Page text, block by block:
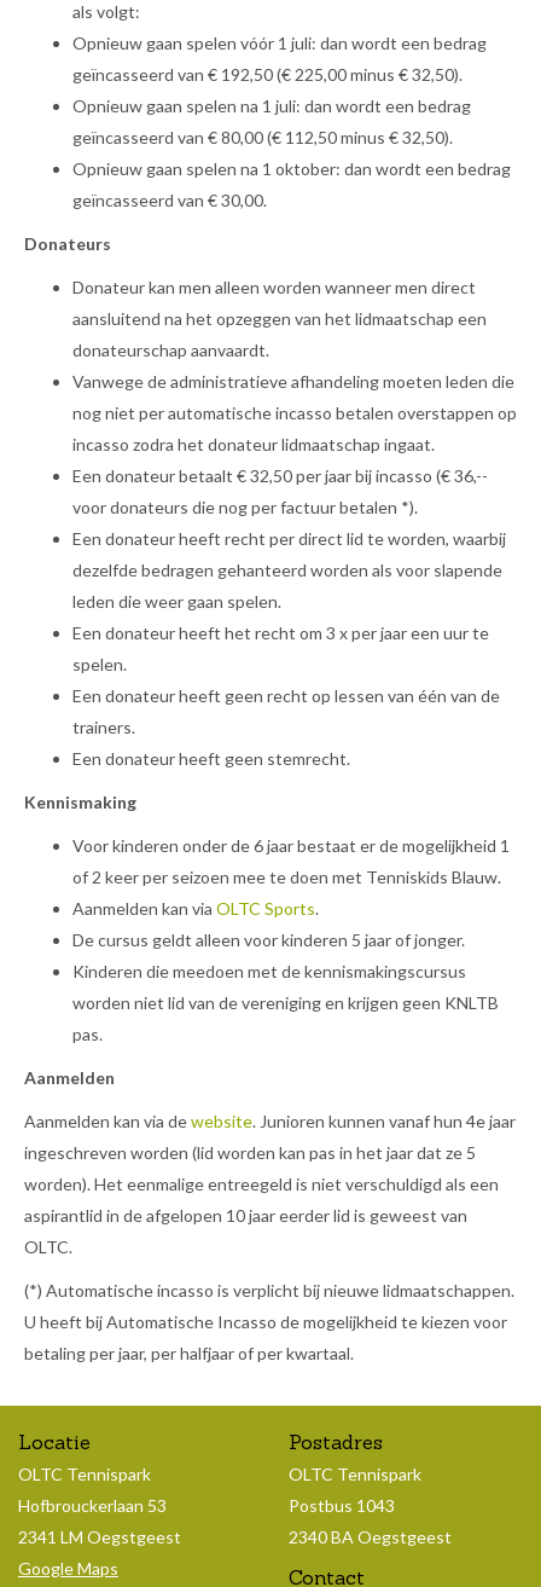
als volgt:
Opnieuw gaan spelen vóór 1 juli: dan wordt een bedrag
geïncasseerd van € 192,50 (€ 225,00 minus € 32,50).
Opnieuw gaan spelen na 1 juli: dan wordt een bedrag
geïncasseerd van € 80,00 (€ 112,50 minus € 32,50).
Opnieuw gaan spelen na 1 oktober: dan wordt een bedrag
geïncasseerd van € 30,00.
Donateurs
Donateur kan men alleen worden wanneer men direct
aansluitend na het opzeggen van het lidmaatschap een
donateurschap aanvaardt.
Vanwege de administratieve afhandeling moeten leden die
nog niet per automatische incasso betalen overstappen op
incasso zodra het donateur lidmaatschap ingaat.
Een donateur betaalt € 32,50 per jaar bij incasso (€ 36,--
voor donateurs die nog per factuur betalen *).
Een donateur heeft recht per direct lid te worden, waarbij
dezelfde bedragen gehanteerd worden als voor slapende
leden die weer gaan spelen.
Een donateur heeft het recht om 3 x per jaar een uur te
spelen.
Een donateur heeft geen recht op lessen van één van de
trainers.
Een donateur heeft geen stemrecht.
Kennismaking
Voor kinderen onder de 6 jaar bestaat er de mogelijkheid 1
of 2 keer per seizoen mee te doen met Tenniskids Blauw.
Aanmelden kan via OLTC Sports.
De cursus geldt alleen voor kinderen 5 jaar of jonger.
Kinderen die meedoen met de kennismakingscursus
worden niet lid van de vereniging en krijgen geen KNLTB
pas.
Aanmelden
Aanmelden kan via dewebsite. Junioren kunnen vanaf hun 4e jaar
ingeschreven worden (lid worden kan pas in het jaar dat ze 5
worden). Het eenmalige entreegeld is niet verschuldigd als een
aspirantlid in de afgelopen 10 jaar eerder lid is geweest van
OLTC.
(*) Automatische incasso is verplicht bij nieuwe lidmaatschappen.
U heeft bij Automatische Incasso de mogelijkheid te kiezen voor
betaling per jaar, per halfjaar of per kwartaal.
Locatie
OLTC Tennispark
Hofbrouckerlaan 53
2341 LM Oegstgeest
Google Maps
Postadres
OLTC Tennispark
Postbus 1043
2340 BA Oegstgeest
Contact